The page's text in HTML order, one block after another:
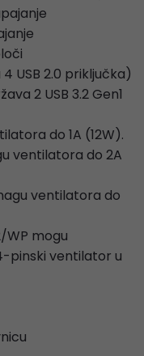
USB 2.0 priključka)
2 USB 3.2 Gen1
do 1A (12W).
ventilatora do 2A
ventilatora do
WP mogu
pinski ventilator u